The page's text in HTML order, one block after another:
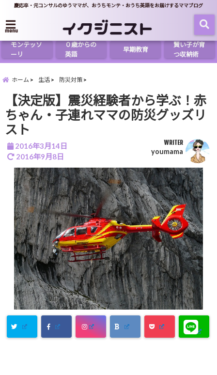
慶応卒・元コンサルのゆうママが、おうちモンテ・おうち英語をお届けするママブログ
menu
モンテッソ
ーリ
０歳からの
英語
早期教育
賢い子が育
つ収納術
ホーム 生活 防災対策
【決定版】震災経験者から学ぶ！赤
ちゃん・子連れママの防災グッズリ
スト
2016年3月14日
2016年9月8日
WRITER
youmama